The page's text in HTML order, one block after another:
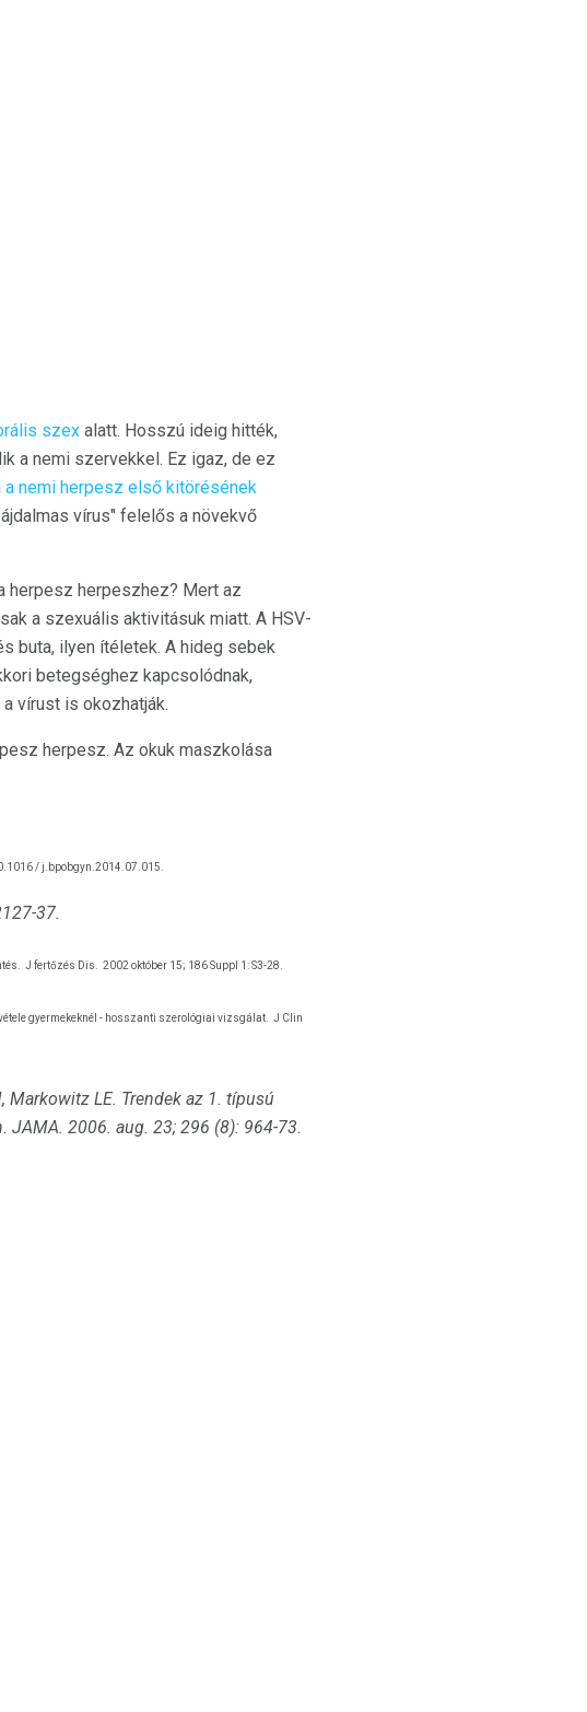
szex alatt. Hosszú ideig hitték,
a nemi szervekkel. Ez igaz, de ez
a nemi herpesz első kitörésének
vírus" felelős a növekvő
herpesz herpeszhez? Mert az
a szexuális aktivitásuk miatt. A HSV-
buta, ilyen ítéletek. A hideg sebek
betegséghez kapcsolódnak,
vírust is okozhatják.
herpesz. Az okuk maszkolása
/ j.bpobgyn.2014.07.015.
37.
J fertőzés Dis. 2002 október 15; 186 Suppl 1: S3-28.
gyermekeknél - hosszanti szerológiai vizsgálat. J Clin
Markowitz LE. Trendek az 1. típusú
JAMA. 2006. aug. 23; 296 (8): 964-73.